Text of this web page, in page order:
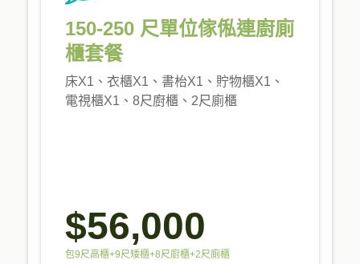
150-250 尺單位傢俬連廚廁
櫃套餐
床X1、衣櫃X1、書枱X1、貯物櫃X1、
電視櫃X1、8尺廚櫃、2尺廁櫃
$56,000
包9尺高櫃+9尺矮櫃+8尺廚櫃+2尺廁櫃